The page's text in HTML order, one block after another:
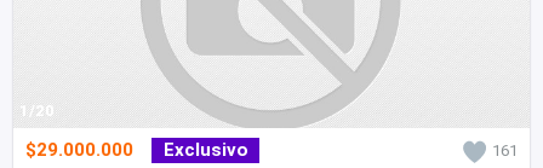
1/20
$29.000.000 Exclusivo
161